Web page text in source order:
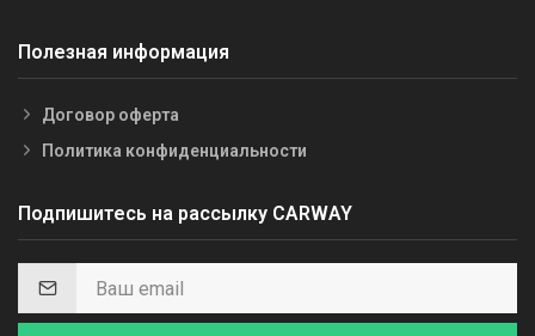
Полезная информация
Договор оферта
Политика конфиденциальности
Подпишитесь на рассылку CARWAY